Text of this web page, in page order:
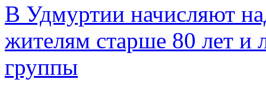
В Удмуртии начисляют
жителям старше 80 лет и
группы